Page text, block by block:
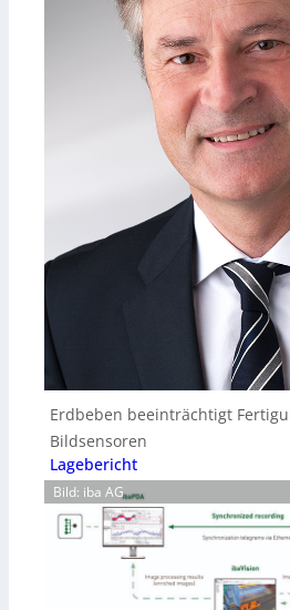
Erdbeben beeinträchtigt
Bildsensoren
Lagebericht
Bild: iba AG